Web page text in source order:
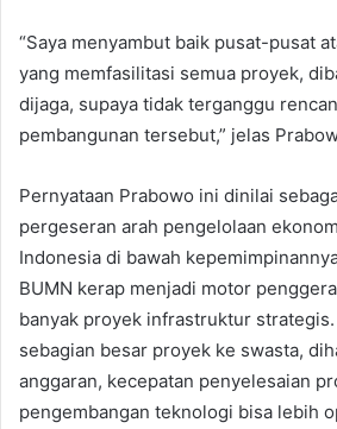
“Saya menyambut baik pusat-pusat
yang memfasilitasi semua proyek,
dijaga, supaya tidak terganggu
pembangunan tersebut,” jelas
Pernyataan Prabowo ini dinilai
pergeseran arah pengelolaan
Indonesia di bawah
BUMN kerap menjadi motor
banyak proyek infrastruktur
sebagian besar proyek ke swasta,
anggaran, kecepatan penyelesaian
pengembangan teknologi bisa lebih